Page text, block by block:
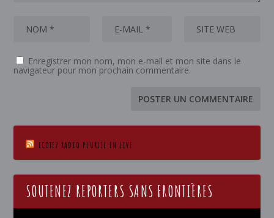
Enregistrer mon nom, mon e-mail et mon site dans le
navigateur pour mon prochain commentaire.
ECOTEZ RADIO PLURIEL EN LIVE
SOUTENEZ REPORTERS SANS FRONTIÈRES